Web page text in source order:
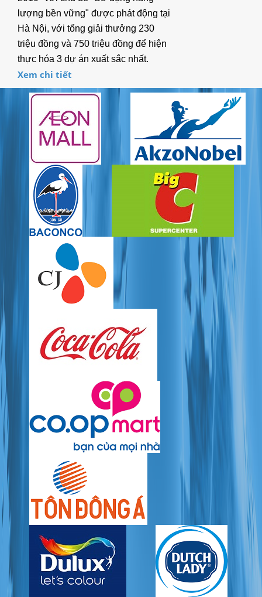
lượng bền vững" được phát động tại
Hà Nội, với tổng giải thưởng 230
triệu đồng và 750 triệu đồng để hiện
thực hóa 3 dự án xuất sắc nhất.
Xem chi tiết